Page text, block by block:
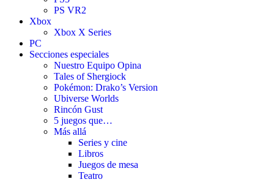
PS VR2
Xbox
Xbox X Series
PC
Secciones especiales
Nuestro Equipo Opina
Tales of Shergiock
Pokémon: Drako’s Version
Ubiverse Worlds
Rincón Gust
5 juegos que…
Más allá
Series y cine
Libros
Juegos de mesa
Teatro